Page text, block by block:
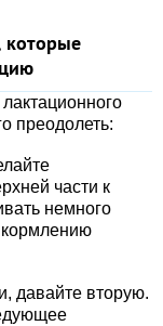
которые
преодолеть:
части к
немного
кормлению
давайте вторую.